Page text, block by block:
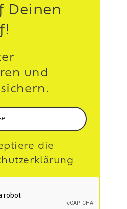
Deinen
und
die